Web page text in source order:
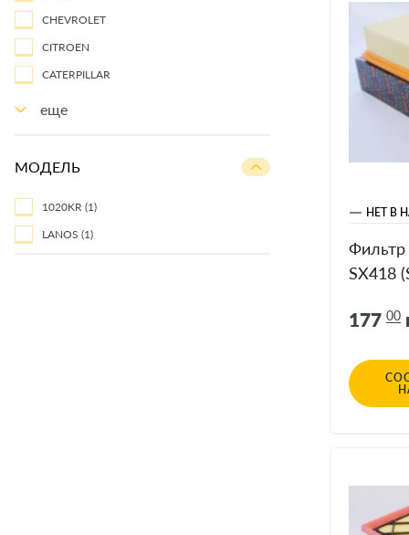
CHEVROLET
CITROEN
CATERPILLAR
еще
МОДЕЛЬ
1020KR (1)
LANOS (1)
НЕТ В
Фильтр
SX418
177 00